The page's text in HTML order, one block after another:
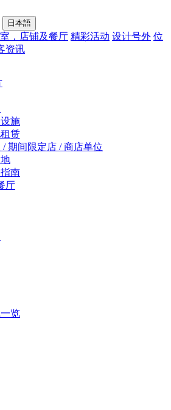
日本語
，店铺及餐厅 精彩活动 设计号外 位
资讯
施
赁
期间限定店 / 商店单位
南
厅
览